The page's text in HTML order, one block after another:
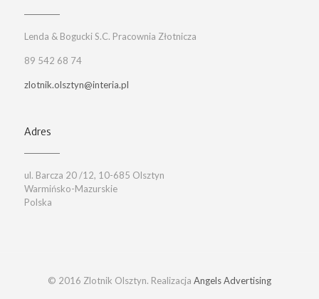
Lenda & Bogucki S.C. Pracownia Złotnicza
89 542 68 74
zlotnik.olsztyn@interia.pl
Adres
ul. Barcza 20 /12, 10-685 Olsztyn
Warmińsko-Mazurskie
Polska
© 2016 Zlotnik Olsztyn. Realizacja Angels Advertising